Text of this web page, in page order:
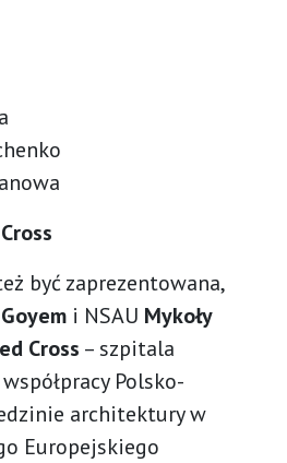
być zaprezentowana,
i NSAU Mykoły
Cross – szpitala
Polsko-
architektury w
Europejskiego